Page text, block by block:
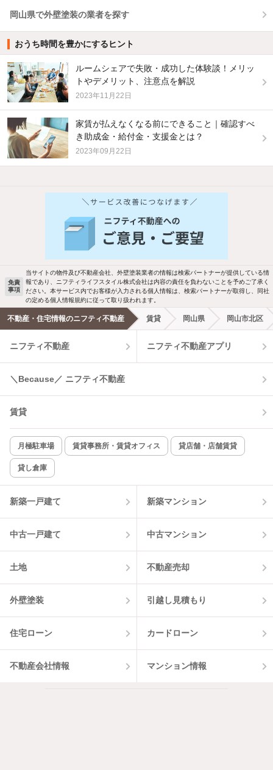
岡山県で外壁塗装の業者を探す
おうち時間を豊かにするヒント
ルームシェアで失敗・成功した体験談！メリッ
トやデメリット、注意点を解説
2023年11月22日
家賃が払えなくなる前にできること｜確認すべ
き助成金・給付金・支援金とは？
2023年09月22日
バス・トイレ別 2階以上
洗濯機置場あり 独立洗面台
エアコンあり 都市ガス
温水洗浄便座 オートロック
コンロ2口以上
新着のみ インターネット無料
該当件数:
1件
免責
事項
当サイトの物件及び不動産会社、外壁塗装業者の情報は検索パートナーが提供している情
報であり、ニフティライフスタイル株式会社は内容の責任を負わないことを予めご了承く
ださい。本サービス内でお客様が入力される個人情報は、検索パートナーが取得し、同社
の定める個人情報規約に従って取り扱われます。
不動産・住宅情報のニフティ不動産 賃貸 岡山県 岡山市北区
ニフティ不動産 ニフティ不動産アプリ
＼Because／ ニフティ不動産
賃貸
月極駐車場 賃貸事務所・賃貸オフィス 貸店舗・店舗賃貸
貸し倉庫
新築一戸建て 新築マンション
中古一戸建て 中古マンション
土地 不動産売却
外壁塗装 引越し見積もり
住宅ローン カードローン
不動産会社情報 マンション情報